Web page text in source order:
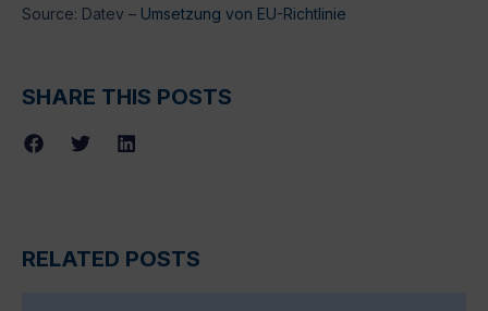
Source: Datev – Umsetzung von EU-Richtlinie
SHARE THIS POSTS
RELATED POSTS